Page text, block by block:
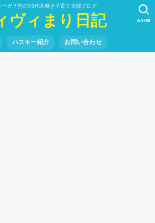
ーガチ勢の30代共働き子育て夫婦ブログ
ヴィまり日記
ハスキー紹介 お問い合わせ
SEARCH